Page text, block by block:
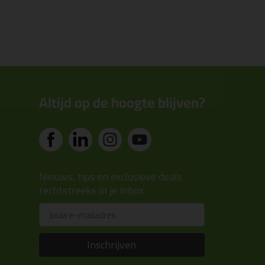
Altijd op de hoogte blijven?
Nieuws, tips en exclusieve deals
rechtstreeks in je inbox
Inschrijven